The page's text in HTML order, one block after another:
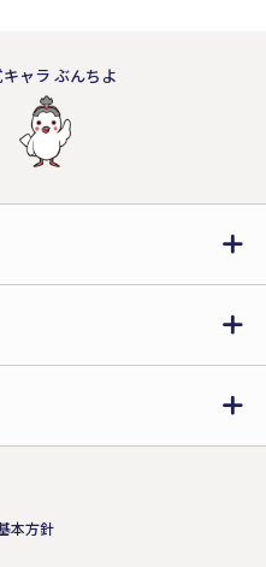
キャラ ぶんちよ
本方針